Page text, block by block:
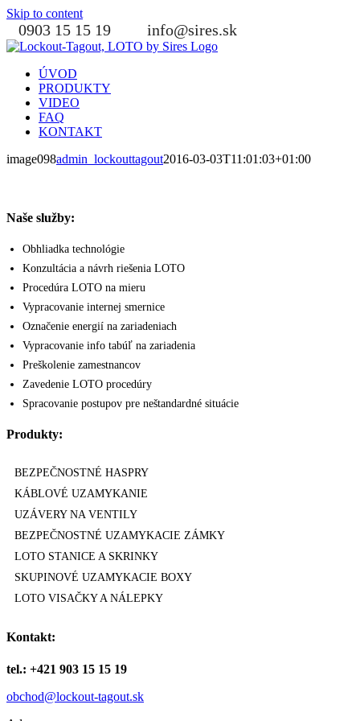
Skip to content
0903 15 15 19 info@sires.sk
ÚVOD
PRODUKTY
VIDEO
FAQ
KONTAKT
image098admin_lockouttagout2016-03-03T11:01:03+01:00
Naše služby:
Obhliadka technológie
Konzultácia a návrh riešenia LOTO
Procedúra LOTO na mieru
Vypracovanie internej smernice
Označenie energií na zariadeniach
Vypracovanie info tabúľ na zariadenia
Preškolenie zamestnancov
Zavedenie LOTO procedúry
Spracovanie postupov pre neštandardné situácie
Produkty:
BEZPEČNOSTNÉ HASPRY
KÁBLOVÉ UZAMYKANIE
UZÁVERY NA VENTILY
BEZPEČNOSTNÉ UZAMYKACIE ZÁMKY
LOTO STANICE A SKRINKY
SKUPINOVÉ UZAMYKACIE BOXY
LOTO VISAČKY A NÁLEPKY
Kontakt:
tel.: +421 903 15 15 19
obchod@lockout-tagout.sk